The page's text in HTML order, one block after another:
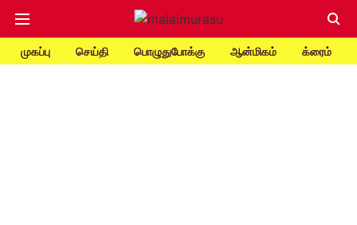
முகப்பு செய்தி பொழுதுபோக்கு ஆன்மிகம் க்ரைம்